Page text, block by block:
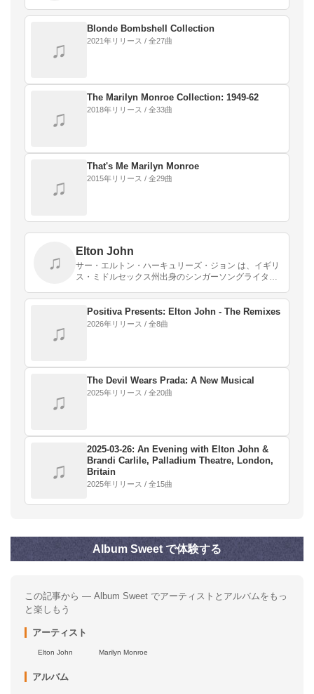
最も人気のあるセックスシンボルの一人であり、同…
♫
Blonde Bombshell Collection
2021年リリース / 全27曲
♫
The Marilyn Monroe Collection: 1949-62
2018年リリース / 全33曲
♫
That's Me Marilyn Monroe
2015年リリース / 全29曲
♫
Elton John
サー・エルトン・ハーキュリーズ・ジョン は、イギリ
ス・ミドルセックス州出身のシンガーソングライタ
ド・ケネス・ドワイト。アメリカ人シンガー・ソング
ライターの…
♫
Positiva Presents: Elton John - The Remixes
2026年リリース / 全8曲
♫
The Devil Wears Prada: A New Musical
2025年リリース / 全20曲
♫
2025-03-26: An Evening with Elton John &
Brandi Carlile, Palladium Theatre, London,
Britain
2025年リリース / 全15曲
Album Sweet で体験する
この記事から — Album Sweet でアーティストとアルバムをもっ
と楽しもう
アーティスト
Elton John Marilyn Monroe
アルバム